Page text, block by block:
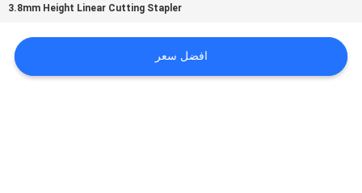
طلب
اقتباس
3.8mm Height Linear Cutting Stapler
افضل سعر